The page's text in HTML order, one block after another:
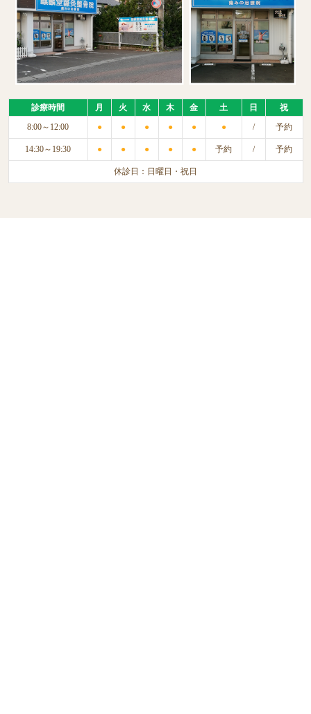
診療時間 月 火 水 木 金 土 日
祝
8:00～12:00
● ● ● ● ● ● / 予約
14:30～19:30 ● ● ● ● ● 予約 / 予約
休診日：日曜日・祝日